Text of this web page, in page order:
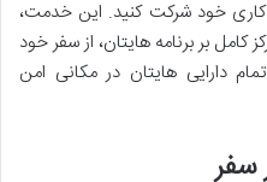
کاری خود شرکت کنید. این خدمت،
کامل بر برنامه هایتان، از سفر خود
دارایی هایتان در مکانی امن
سفر